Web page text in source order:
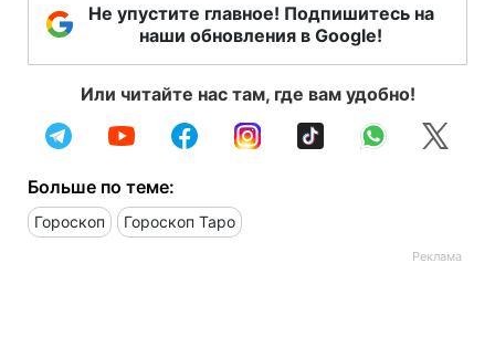
Не упустите главное! Подпишитесь на
наши обновления в Google!
Или читайте нас там, где вам удобно!
Больше по теме:
Гороскоп Гороскоп Таро